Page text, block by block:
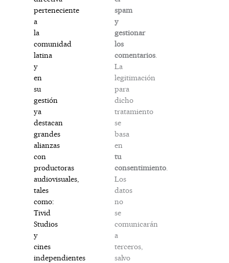
perteneciente
a
la
comunidad
latina
y
en
su
gestión
ya
destacan
grandes
alianzas
con
productoras
audiovisuales,
tales
como:
Tivid
Studios
y
cines
independientes
spam
y
gestionar
los
comentarios.
La
legitimación
para
dicho
tratamiento
se
basa
en
tu
consentimiento.
Los
datos
no
se
comunicarán
a
terceros,
salvo